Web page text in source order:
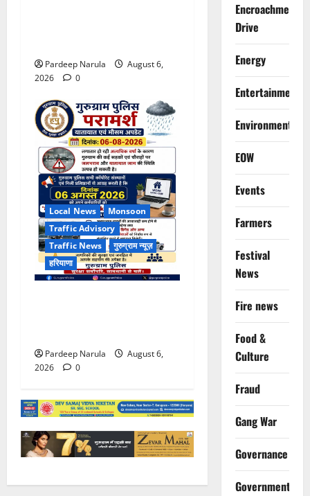
Pardeep Narula
August 6,
2026
0
Local News
Monsoon
Traffic Advisory
Traffic News
गुरुग्राम न्यूज़
हरियाणा
Pardeep Narula
August 6,
2026
0
Encroachment
Drive
Energy
Entertainment
Environment
EOW
Events
Farmers
Festival
News
Fire news
Food &
Culture
Fraud
Gang War
Governance
Government